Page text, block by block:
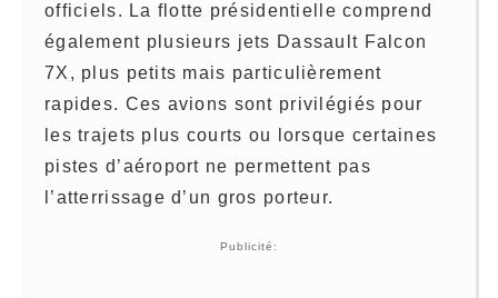
officiels. La flotte présidentielle comprend
également plusieurs jets Dassault Falcon
7X, plus petits mais particulièrement
rapides. Ces avions sont privilégiés pour
les trajets plus courts ou lorsque certaines
pistes d’aéroport ne permettent pas
l’atterrissage d’un gros porteur.
Publicité: